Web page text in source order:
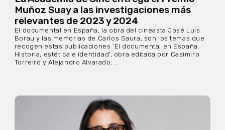
Muñoz Suay a las investigaciones más
relevantes de 2023 y 2024
El documental en España, la obra del cineasta José Luis
Borau y las memorias de Carlos Saura, son los temas que
recogen estas publicaciones ‘El documental en España.
Historia, estética e identidad’, obra editada por Casimiro
Torreiro y Alejandro Alvarado;...